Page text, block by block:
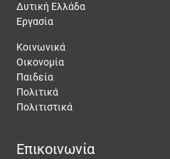
Δυτική Ελλάδα
Εργασία
Κοινωνικά
Οικονομία
Παιδεία
Πολιτικά
Πολιτιστικά
Επικοινωνία